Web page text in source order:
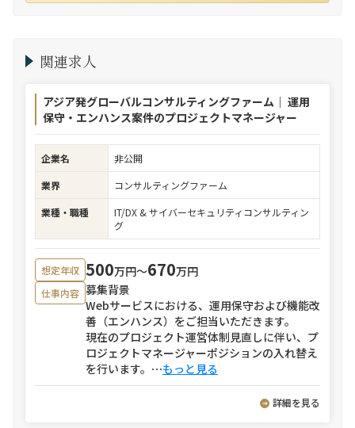
関連求人
アジア発グローバルコンサルティングファーム｜ 運用
保守・エンハンス案件のプロジェクトマネージャー
企業名
非公開
業界
コンサルティングファーム
業種・職種
IT/DX & サイバーセキュリティコンサルティン
グ
想定年収 500万円〜670万円
仕事内容 募集背景
Webサービスにおける、運用保守および機能改
善（エンハンス）をご担当いただきます。
現在のプロジェクト運営体制見直しに伴い、プ
ロジェクトマネージャーポジションの入れ替え
を行います。 ⋯もっと見る
詳細を見る